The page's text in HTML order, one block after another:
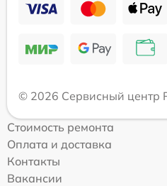
© 2026 Сервисный центр
Стоимость ремонта
Оплата и доставка
Контакты
Вакансии